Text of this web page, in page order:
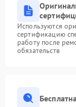
Используются
сертификацию
работу после
обязательств